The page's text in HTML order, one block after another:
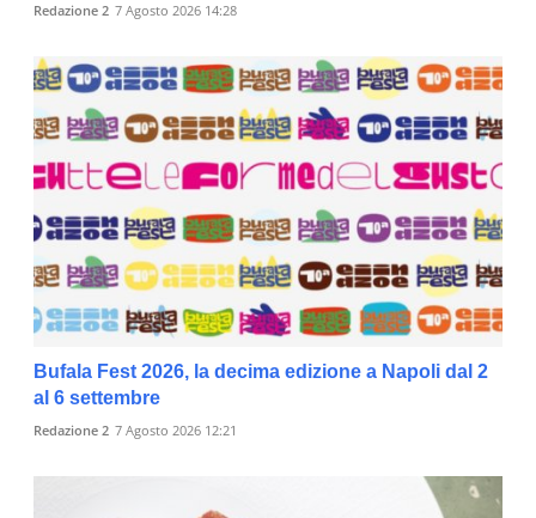
Redazione 2 7 Agosto 2026 14:28
Bufala Fest 2026, la decima edizione a Napoli dal 2
al 6 settembre
Redazione 2 7 Agosto 2026 12:21